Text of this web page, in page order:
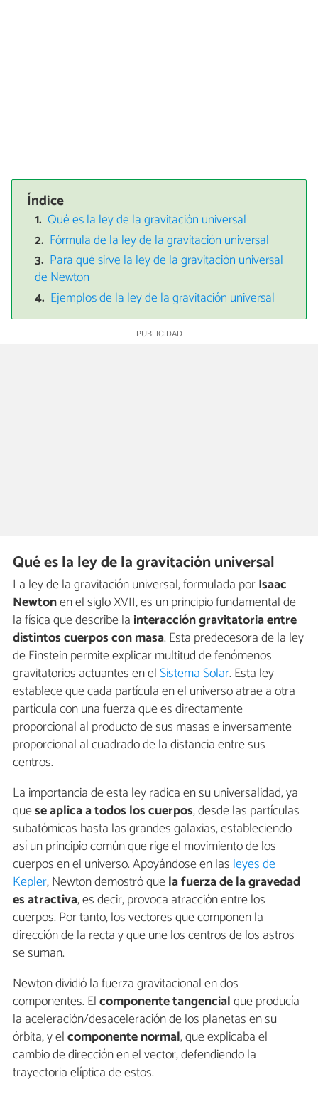
Índice
Qué es la ley de la gravitación universal
Fórmula de la ley de la gravitación universal
Para qué sirve la ley de la gravitación universal
de Newton
Ejemplos de la ley de la gravitación universal
Qué es la ley de la gravitación universal
La ley de la gravitación universal, formulada porIsaac
Newtonen el siglo XVII, es un principio fundamental de
la física que describe la interacción gravitatoria entre
distintos cuerpos con masa. Esta predecesora de la ley
de Einstein permite explicar multitud de fenómenos
gravitatorios actuantes en elSistema Solar. Esta ley
establece que cada partícula en el universo atrae a otra
partícula con una fuerza que es directamente
proporcional al producto de sus masas e inversamente
proporcional al cuadrado de la distancia entre sus
centros.
La importancia de esta ley radica en su universalidad, ya
quese aplica a todos los cuerpos, desde las partículas
subatómicas hasta las grandes galaxias, estableciendo
así un principio común que rige el movimiento de los
cuerpos en el universo. Apoyándose en las leyes de
Kepler, Newton demostró quela fuerza de la gravedad
es atractiva, es decir, provoca atracción entre los
cuerpos. Por tanto, los vectores que componen la
dirección de la recta y que une los centros de los astros
se suman.
Newton dividió la fuerza gravitacional en dos
componentes. Elcomponente tangencialque producía
la aceleración/desaceleración de los planetas en su
órbita, y elcomponente normal, que explicaba el
cambio de dirección en el vector, defendiendo la
trayectoria elíptica de estos.